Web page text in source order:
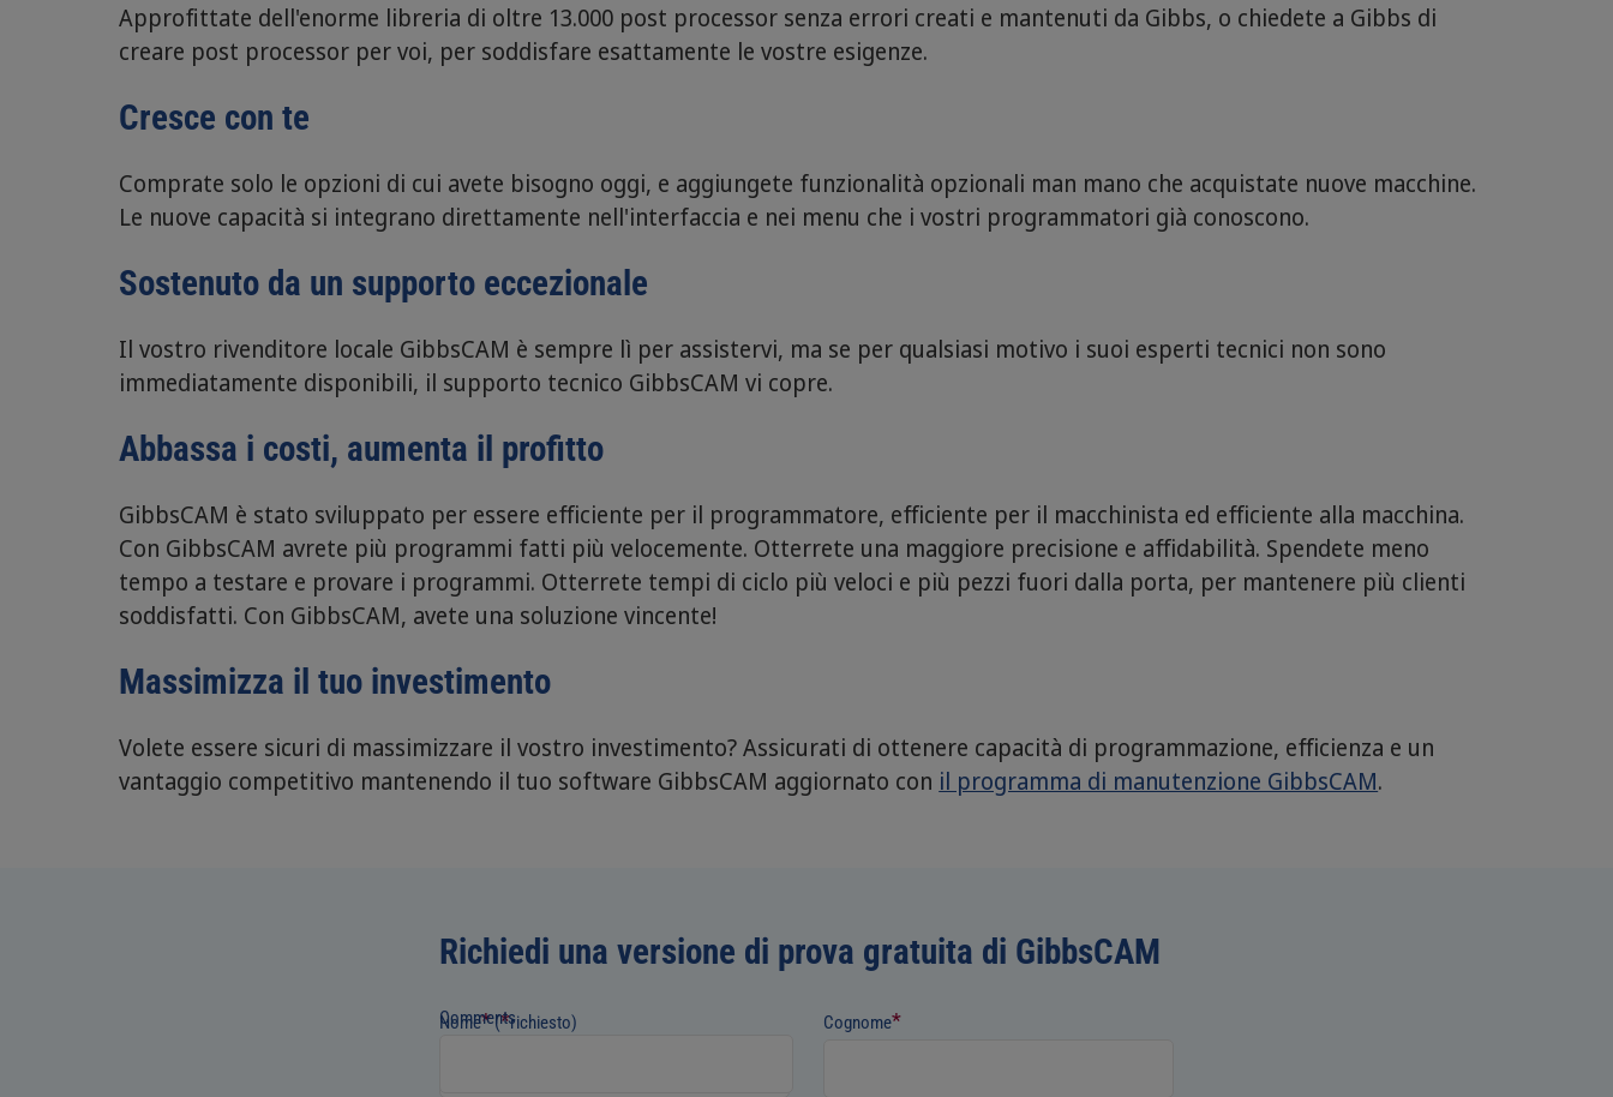
Approfittate dell'enorme libreria di oltre 13.000 post processor senza errori creati e mantenuti da Gibbs, o chiedete a Gibbs di
creare post processor per voi, per soddisfare esattamente le vostre esigenze.
Cresce con te
Comprate solo le opzioni di cui avete bisogno oggi, e aggiungete funzionalità opzionali man mano che acquistate nuove macchine.
Le nuove capacità si integrano direttamente nell'interfaccia e nei menu che i vostri programmatori già conoscono.
Sostenuto da un supporto eccezionale
Il vostro rivenditore locale GibbsCAM è sempre lì per assistervi, ma se per qualsiasi motivo i suoi esperti tecnici non sono
immediatamente disponibili, il supporto tecnico GibbsCAM vi copre.
Abbassa i costi, aumenta il profitto
GibbsCAM è stato sviluppato per essere efficiente per il programmatore, efficiente per il macchinista ed efficiente alla macchina.
Con GibbsCAM avrete più programmi fatti più velocemente. Otterrete una maggiore precisione e affidabilità. Spendete meno
tempo a testare e provare i programmi. Otterrete tempi di ciclo più veloci e più pezzi fuori dalla porta, per mantenere più clienti
soddisfatti. Con GibbsCAM, avete una soluzione vincente!
Massimizza il tuo investimento
Volete essere sicuri di massimizzare il vostro investimento? Assicurati di ottenere capacità di programmazione, efficienza e un
vantaggio competitivo mantenendo il tuo software GibbsCAM aggiornato con il programma di manutenzione GibbsCAM.
Richiedi una versione di prova gratuita di GibbsCAM
Comments
Nome*(*richiesto) Cognome*